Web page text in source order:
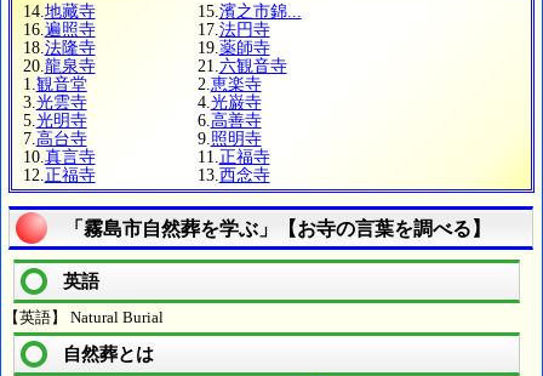
14. 地藏寺 15. 濱之市錦...
16. 遍照寺 17. 法円寺
18. 法隆寺 19. 薬師寺
20. 龍泉寺 21. 六観音寺
1. 観音堂 2. 恵楽寺
3. 光雲寺 4. 光巌寺
5. 光明寺 6. 高善寺
7. 高台寺 9. 照明寺
10. 真言寺 11. 正福寺
12. 正福寺 13. 西念寺
「霧島市自然葬を学ぶ」【お寺の言葉を調べる】
英語
【英語】 Natural Burial
自然葬とは